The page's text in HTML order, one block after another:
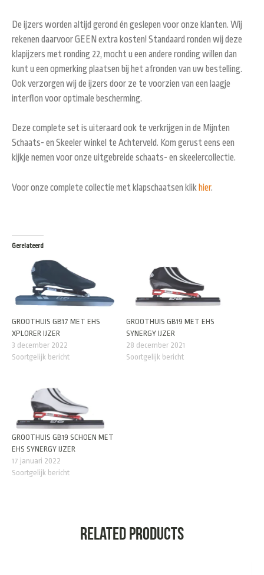
De ijzers worden altijd gerond én geslepen voor onze klanten. Wij
rekenen daarvoor GEEN extra kosten! Standaard ronden wij deze
klapijzers met ronding 22, mocht u een andere ronding willen dan
kunt u een opmerking plaatsen bij het afronden van uw bestelling.
Ook verzorgen wij de ijzers door ze te voorzien van een laagje
interflon voor optimale bescherming.
Deze complete set is uiteraard ook te verkrijgen in de Mijnten
Schaats- en Skeeler winkel te Achterveld. Kom gerust eens een
kijkje nemen voor onze uitgebreide schaats- en skeelercollectie.
Voor onze complete collectie met klapschaatsen klik hier.
Gerelateerd
GROOTHUIS GB17 MET EHS
XPLORER IJZER
3 december 2022
Soortgelijk bericht
GROOTHUIS GB19 MET EHS
SYNERGY IJZER
28 december 2021
Soortgelijk bericht
GROOTHUIS GB19 SCHOEN MET
EHS SYNERGY IJZER
17 januari 2022
Soortgelijk bericht
Related products